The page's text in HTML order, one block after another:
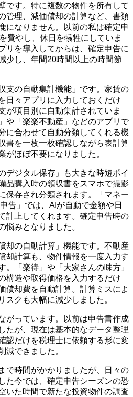
です。特に複数の物件を所有して
管理、減価償却の計算など、書類
になりません。以前の私は確定申
費やし、休日を犠牲にしていま
リを導入してからは、確定申告に
少し、年間20時間以上の時間節
支の自動集計機能」です。家賃の
日々アプリに入力しておくだけ
が項目別に自動集計されていま
や「楽楽不動産」などのアプリで
に合わせて自動分類してくれる機
書を一枚一枚確認しながら表計算
がほぼ不要になりました。
デジタル保存」も大きな時短ポイ
品購入時の領収書をスマホで撮影
保存され分類されます。「マネー
告」では、AIが自動で金額や日
計上してくれます。確定申告時の
悩みとなりました。
却の自動計算」機能です。不動産
却計算も、物件情報を一度入力す
。「楽待」や「大家さんの味方」
構造や取得価格を入力するだけ
償却費を自動計算。計算ミスによ
スクも大幅に減少しました。
がっています。以前は申告書作成
たが、現在は基本的なデータ整理
認だけを税理士に依頼する形に変
減できました。
で時間がかかりましたが、日々の
た今では、確定申告シーズンの恐
いた時間で新たな投資物件の調査